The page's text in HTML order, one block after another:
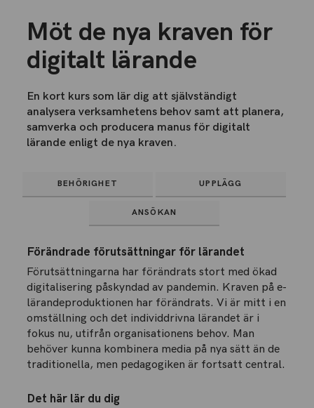
Möt de nya kraven för
digitalt lärande
En kort kurs som lär dig att självständigt
analysera verksamhetens behov samt att planera,
samverka och producera manus för digitalt
lärande enligt de nya kraven.
BEHÖRIGHET UPPLÄGG
ANSÖKAN
Förändrade förutsättningar för lärandet
Förutsättningarna har förändrats stort med ökad
digitalisering påskyndad av pandemin. Kraven på e-
lärandeproduktionen har förändrats. Vi är mitt i en
omställning och det individdrivna lärandet är i
fokus nu, utifrån organisationens behov. Man
behöver kunna kombinera media på nya sätt än de
traditionella, men pedagogiken är fortsatt central.
Det här lär du dig